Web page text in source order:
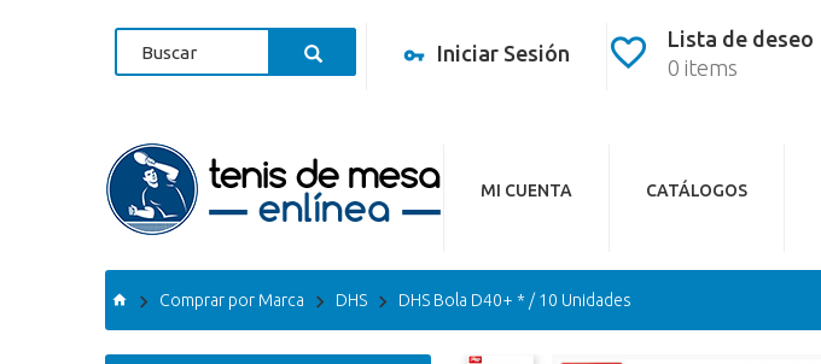
Iniciar Sesión
Lista de deseo
0 items
MI CUENTA CATÁLOGOS
Comprar por Marca DHS DHS Bola D40+ * / 10 Unidades